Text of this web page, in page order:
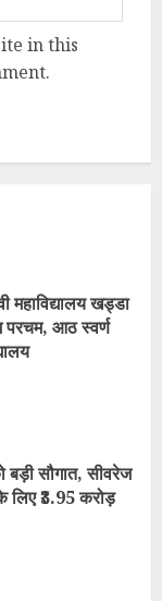
in this
महाविद्यालय खड्डा
परचम, आठ स्वर्ण
बड़ी सौगात, सीवरेज
₹3.95 करोड़